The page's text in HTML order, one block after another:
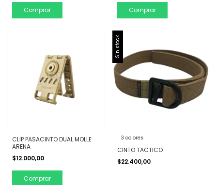
Comprar Comprar
CLIP PASACINTO DUAL MOLLE
ARENA
$12.000,00
Comprar
Sin stock
3 colores
CINTO TACTICO
$22.400,00